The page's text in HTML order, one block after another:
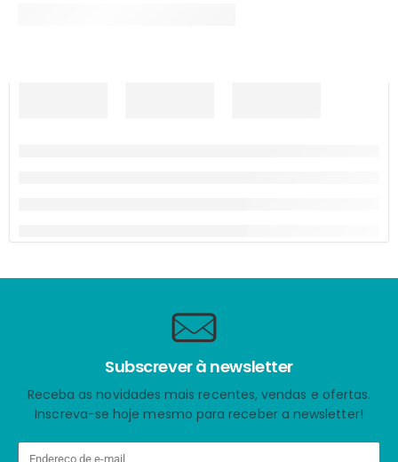
Subscrever à newsletter
Receba as novidades mais recentes, vendas e ofertas.
Inscreva-se hoje mesmo para receber a newsletter!